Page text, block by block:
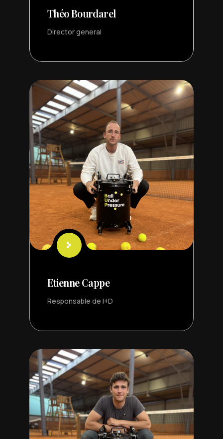
Théo Bourdarel
Director general
Etienne Cappe
Responsable de I+D